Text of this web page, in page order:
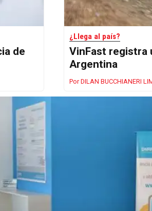
de
¿Llega al país?
VinFast registra
Argentina
DILAN BUCCHIANERI